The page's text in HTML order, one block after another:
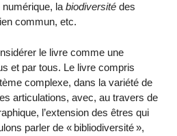
labiodiversité des
commun, etc.
le livre comme une
et par tous. Le livre compris
complexe, dans la variété de
articulations, avec, au travers de
l’extension des êtres qui
parler de « bibliodiversité »,